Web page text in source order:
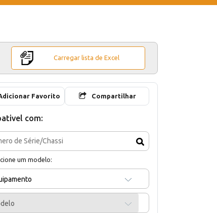
Carregar lista de Excel
Favorito Compartilhar
com:
um modelo: